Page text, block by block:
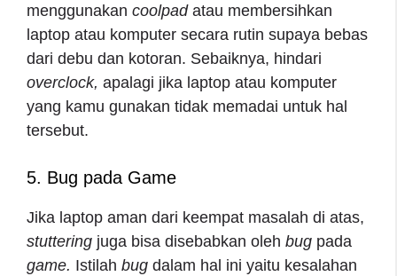
menggunakan coolpad atau membersihkan
laptop atau komputer secara rutin supaya bebas
dari debu dan kotoran. Sebaiknya, hindari
overclock, apalagi jika laptop atau komputer
yang kamu gunakan tidak memadai untuk hal
tersebut.
5. Bug pada Game
Jika laptop aman dari keempat masalah di atas,
stuttering juga bisa disebabkan oleh bug pada
game. Istilah bug dalam hal ini yaitu kesalahan